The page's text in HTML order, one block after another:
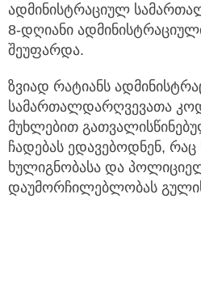
ადმინისტრაციულ
8-დღიანი
შეუფარდა.
ზვიად რატიანს
სამართალდარღვევათა
მუხლებით
ჩადებას ედავებოდნენ,
ხულიგნობასა და
დაუმორჩილებლობას